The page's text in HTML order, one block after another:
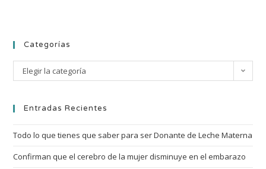
Categorías
Elegir la categoría
Entradas Recientes
Todo lo que tienes que saber para ser Donante de Leche Materna
Confirman que el cerebro de la mujer disminuye en el embarazo